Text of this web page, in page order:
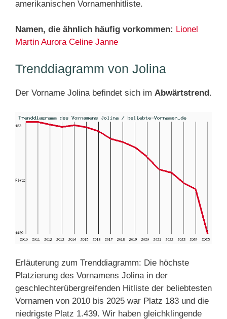
amerikanischen Vornamenhitliste.
Namen, die ähnlich häufig vorkommen: Lionel
Martin Aurora Celine Janne
Trenddiagramm von Jolina
Der Vorname Jolina befindet sich im Abwärtstrend.
Erläuterung zum Trenddiagramm: Die höchste
Platzierung des Vornamens Jolina in der
geschlechterübergreifenden Hitliste der beliebtesten
Vornamen von 2010 bis 2025 war Platz 183 und die
niedrigste Platz 1.439. Wir haben gleichklingende